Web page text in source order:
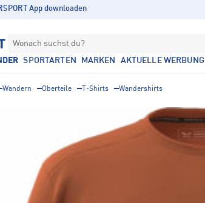
App downloaden
Wonach suchst du?
SPORTARTEN MARKEN AKTUELLE WERBUNG
Wandern Oberteile T-Shirts Wandershirts